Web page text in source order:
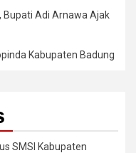
Bupati Adi Arnawa Ajak
Kabupaten Badung
SMSI Kabupaten